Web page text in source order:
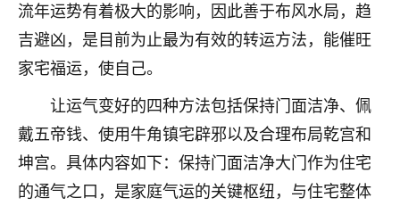
流年运势有着极大的影响，因此善于布风水局，趋
吉避凶，是目前为止最为有效的转运方法，能催旺
家宅福运，使自己。
让运气变好的四种方法包括保持门面洁净、佩
戴五帝钱、使用牛角镇宅辟邪以及合理布局乾宫和
坤宫。具体内容如下：保持门面洁净大门作为住宅
的通气之口，是家庭气运的关键枢纽，与住宅整体
我也想找老师看看，有没有人给个联系方式的啊？
鹿森 ：慧来老师微信：gjsy0624
1天前 来自江西 12
青春168
我也想要，我也想要！
2天前 来自山西 15